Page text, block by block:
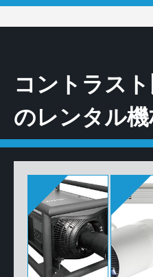
コントラス
のレンタル